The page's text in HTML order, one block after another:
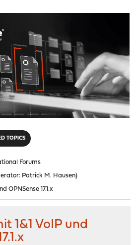
TOPICS
Forums
Patrick M. Hausen)
OPNSense 17.1.x
1&1 VoIP und